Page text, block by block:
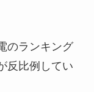
のランキング
反比例してい